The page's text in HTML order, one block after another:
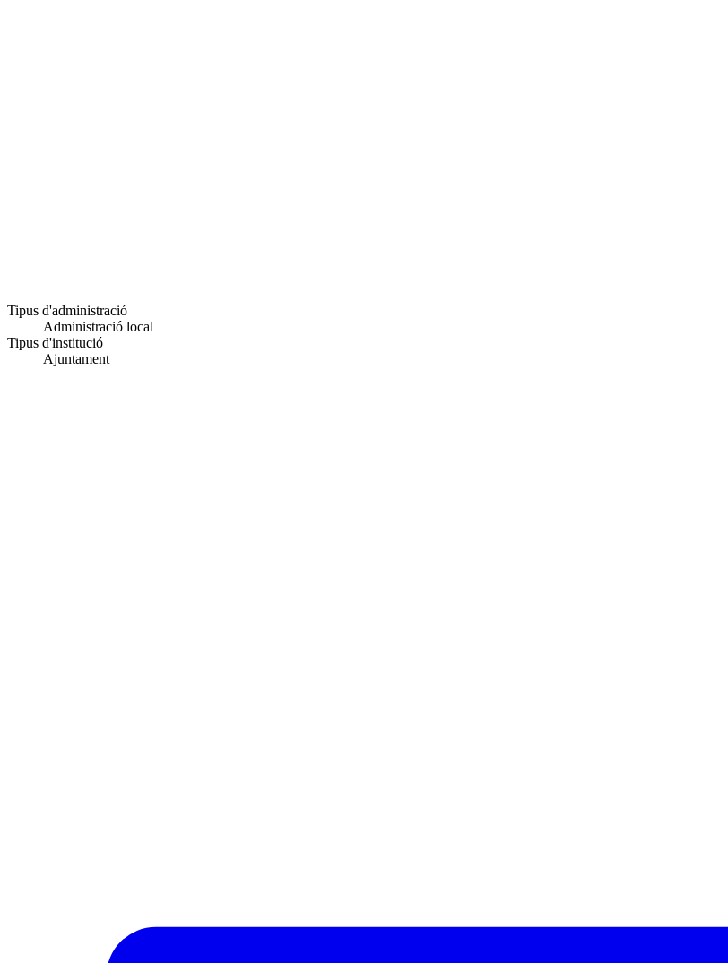
Tipus d'administració
Administració local
Tipus d'institució
Ajuntament